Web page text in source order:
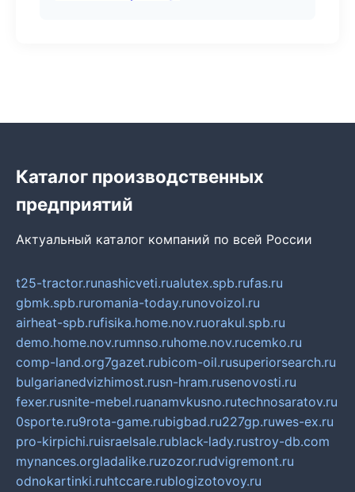
Каталог производственных
предприятий
Актуальный каталог компаний по всей России
t25-tractor.runashicveti.rualutex.spb.rufas.ru
gbmk.spb.ruromania-today.runovoizol.ru
airheat-spb.rufisika.home.nov.ruorakul.spb.ru
demo.home.nov.rumnso.ruhome.nov.rucemko.ru
comp-land.org7gazet.rubicom-oil.rusuperiorsearch.ru
bulgarianedvizhimost.rusn-hram.rusenovosti.ru
fexer.rusnite-mebel.ruanamvkusno.rutechnosaratov.ru
0sporte.ru9rota-game.rubigbad.ru227gp.ruwes-ex.ru
pro-kirpichi.ruisraelsale.rublack-lady.rustroy-db.com
mynances.orgladalike.ruzozor.rudvigremont.ru
odnokartinki.ruhtccare.rublogizotovoy.ru